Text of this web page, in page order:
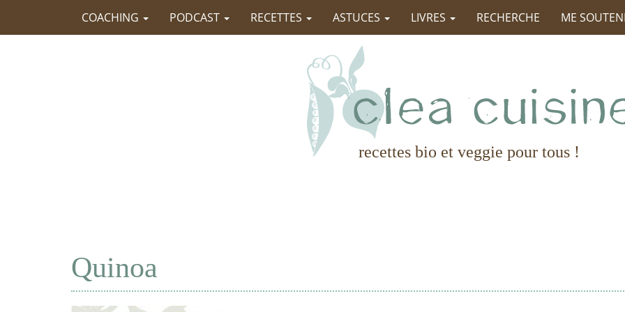
COACHING PODCAST RECETTES ASTUCES LIVRES RECHERCHE ME
recettes bio et veggie pour tous !
Quinoa